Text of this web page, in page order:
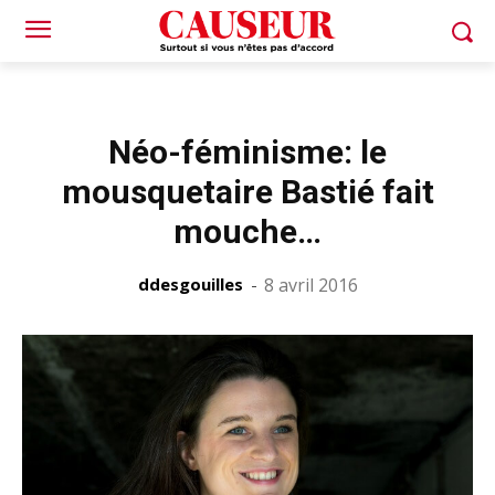
Néo-féminisme: le
mousquetaire Bastié fait
mouche…
ddesgouilles - 8 avril 2016